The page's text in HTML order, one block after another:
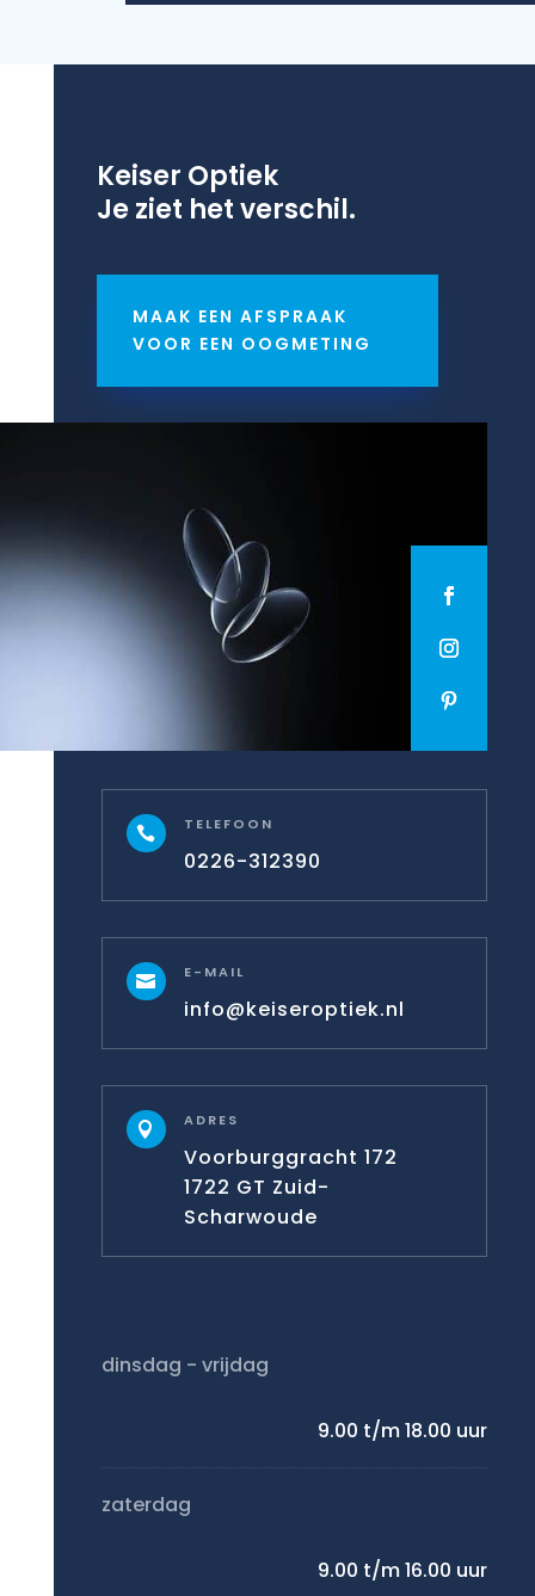
Keiser Optiek
Je ziet het verschil.
MAAK EEN AFSPRAAK
VOOR EEN OOGMETING
 TELEFOON
0226-312390
 E-MAIL
info@keiseroptiek.nl
 ADRES
Voorburggracht 172
1722 GT Zuid-
Scharwoude
dinsdag - vrijdag
9.00 t/m 18.00 uur
zaterdag
9.00 t/m 16.00 uur